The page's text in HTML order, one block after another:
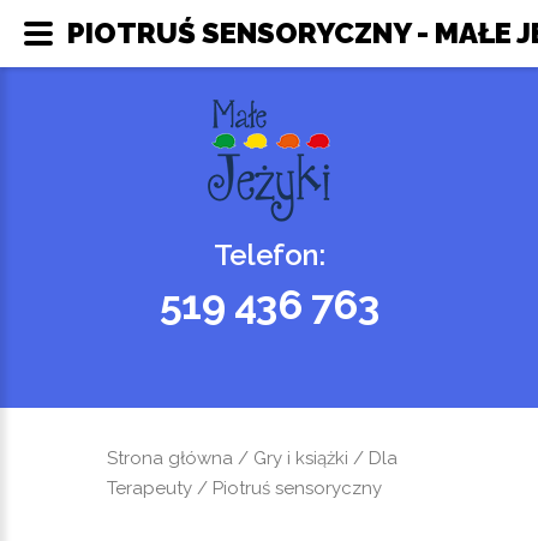
Telefon:
519 436 763
Strona główna / Gry i książki / Dla
Terapeuty / Piotruś sensoryczny
PIOTRUŚ SENSORYCZNY - MAŁE